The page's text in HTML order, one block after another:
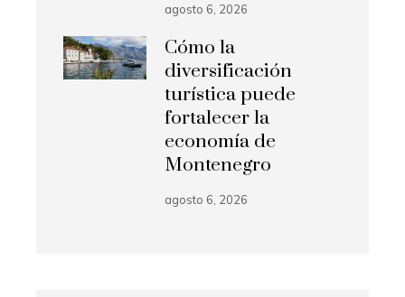
agosto 6, 2026
Cómo la
diversificación
turística puede
fortalecer la
economía de
Montenegro
agosto 6, 2026